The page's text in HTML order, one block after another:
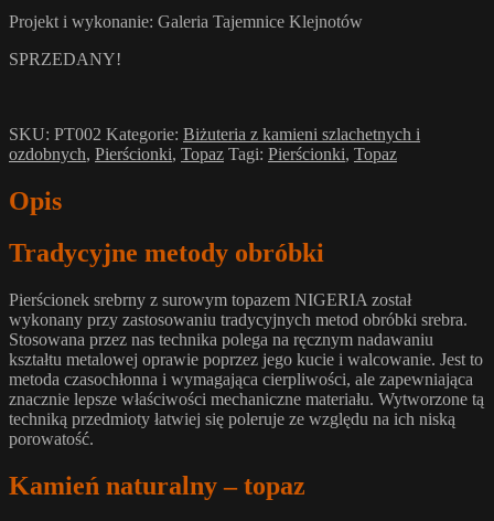
Projekt i wykonanie: Galeria Tajemnice Klejnotów
SPRZEDANY!
SKU: PT002 Kategorie: Biżuteria z kamieni szlachetnych i
ozdobnych, Pierścionki, Topaz Tagi: Pierścionki, Topaz
Opis
Tradycyjne metody obróbki
Pierścionek srebrny z surowym topazem NIGERIA został
wykonany przy zastosowaniu tradycyjnych metod obróbki srebra.
Stosowana przez nas technika polega na ręcznym nadawaniu
kształtu metalowej oprawie poprzez jego kucie i walcowanie. Jest to
metoda czasochłonna i wymagająca cierpliwości, ale zapewniająca
znacznie lepsze właściwości mechaniczne materiału. Wytworzone tą
techniką przedmioty łatwiej się poleruje ze względu na ich niską
porowatość.
Kamień naturalny – topaz